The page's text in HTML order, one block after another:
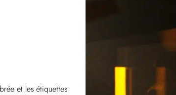
et les étiquettes